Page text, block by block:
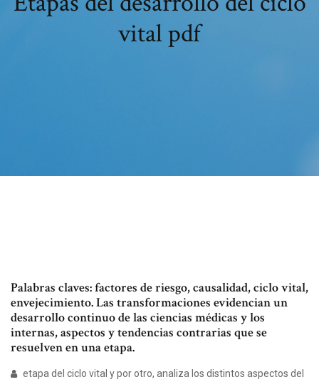
vital pdf
Palabras claves: factores de riesgo, causalidad, ciclo vital,
envejecimiento. Las transformaciones evidencian un
desarrollo continuo de las ciencias médicas y los
internas, aspectos y tendencias contrarias que se
resuelven en una etapa.
etapa del ciclo vital y por otro, analiza los distintos aspectos del